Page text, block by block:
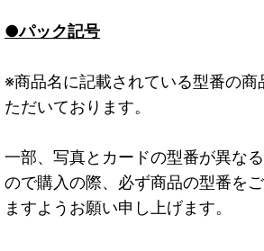
●パック記号
※商品名に記載されている型番の商
ただいております。
一部、写真とカードの型番が異な
ので購入の際、必ず商品の型番を
ますようお願い申し上げます。